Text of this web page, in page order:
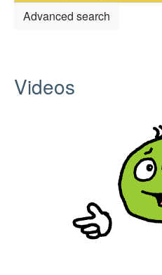
Advanced search
Videos